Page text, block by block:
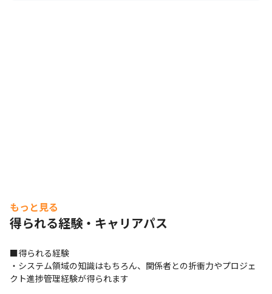
もっと見る
得られる経験・キャリアパス
■得られる経験
・システム領域の知識はもちろん、関係者との折衝力やプロジェ
クト進捗管理経験が得られます